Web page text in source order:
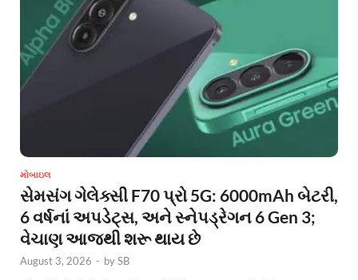
મોબાઇલ
સેમસંગ ગેલેક્સી F70 પ્રો 5G: 6000mAh બેટરી,
6 વર્ષનાં અપડેટ્સ, અને સ્નેપડ્રેગન 6 Gen 3;
વેચાણ આજથી શરૂ થાય છે
August 3, 2026 - bySB